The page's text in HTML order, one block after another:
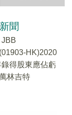
聞
JBB
HK)2020
得股東應佔虧
林吉特